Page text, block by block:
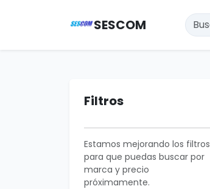
SESCOM
Filtros
Estamos mejorando los filtros
para que puedas buscar por
marca y precio
próximamente.